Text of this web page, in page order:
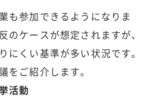
も参加できるようになりま
のケースが想定されますが、
にくい基準が多い状況です。
をご紹介します。
活動